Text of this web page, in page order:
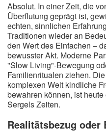
Absolut. In einer Zeit, die
Überflutung geprägt ist,
echten, sinnlichen
Traditionen wieder an
den Wert des Einfachen –
bewusster Akt. Moderne
"Slow Living"-Bewegung
Familienritualen ziehen.
komplexen Welt kindliche
bewahren können, ist
Sergels Zeiten.
Realitätsbezug oder